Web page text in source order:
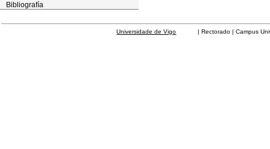
Bibliografía
Universidade de Vigo | Rectorado | Campus